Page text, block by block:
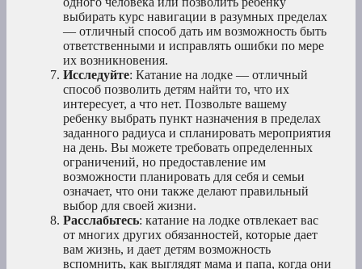
выбирать курс навигации в разумных пределах
— отличный способ дать им возможность быть
ответственными и исправлять ошибки по мере
их возникновения.
Исследуйте: Катание на лодке — отличный
способ позволить детям найти то, что их
интересует, а что нет. Позвольте вашему
ребенку выбрать пункт назначения в пределах
заданного радиуса и спланировать мероприятия
на день. Вы можете требовать определенных
ограничений, но предоставление им
возможности планировать для себя и семьи
означает, что они также делают правильный
выбор для своей жизни.
Расслабьтесь: катание на лодке отвлекает вас
от многих других обязанностей, которые дает
вам жизнь, и дает детям возможность
вспомнить, как выглядят мама и папа, когда они